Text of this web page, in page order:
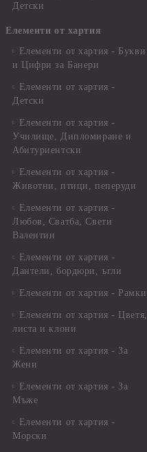
Детски
Елементи от хартия
Елементи от хартия - Букви
и Цифри за Банери
Елементи от хартия -
Детски
Елементи от хартия -
Училище, Дипломиране и
Абитуриентски
Елементи от хартия -
Животни, птици, пеперуди
Елементи от хартия -
Любов, Сватба, Свети
Валентин
Елементи от хартия -
Дантели, бордюри, ъгли
Елементи от хартия - Рамки
Елементи от хартия - Цветя,
листа и клони
Елементи от хартия - За
Жени
Елементи от хартия - За
Мъже
Елементи от хартия -
Морски